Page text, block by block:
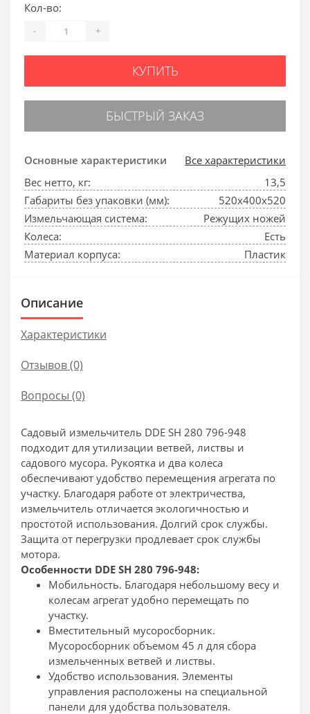
Основные характеристики
Все характеристики
Вес нетто, кг:
13,5
Габариты без упаковки (мм):
520х400х520
Измельчающая система:
Режущих ножей
Колеса:
Есть
Материал корпуса:
Пластик
Кол-во:
- +
КУПИТЬ
БЫСТРЫЙ ЗАКАЗ
Описание
Характеристики
Отзывов (0)
Вопросы (0)
Садовый измельчитель DDE SH 280 796-948
подходит для утилизации ветвей, листвы и
садового мусора. Рукоятка и два колеса
обеспечивают удобство перемещения агрегата по
участку. Благодаря работе от электричества,
измельчитель отличается экологичностью и
простотой использования. Долгий срок службы.
Защита от перегрузки продлевает срок службы
мотора.
Особенности DDE SH 280 796-948:
Мобильность. Благодаря небольшому весу и
колесам агрегат удобно перемещать по
участку.
Вместительный мусоросборник.
Мусоросборник объемом 45 л для сбора
измельченных ветвей и листвы.
Удобство использования. Элементы
управления расположены на специальной
панели для удобства пользователя.